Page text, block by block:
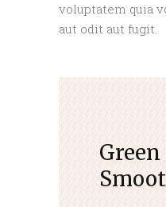
voluptatem quia
aut odit aut fugit.
Green